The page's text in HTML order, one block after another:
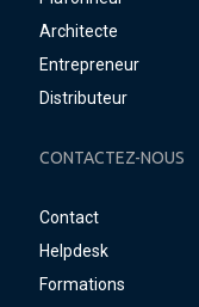
Architecte
Entrepreneur
Distributeur
CONTACTEZ-NOUS
Contact
Helpdesk
Formations